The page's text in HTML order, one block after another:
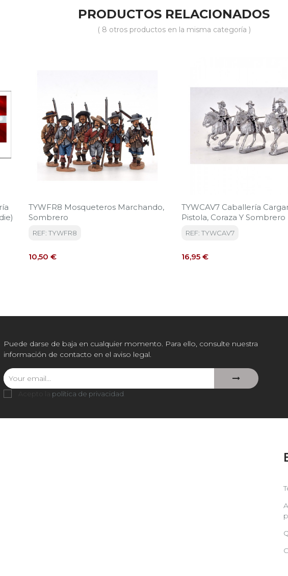
PRODUCTOS RELACIONADOS
( 8 otros productos en la misma categoría )
TYWFR8 Mosqueteros Marchando,
Sombrero
REF: TYWFR8
Precio
10,50 €
TYWCAV7 Caballería
Pistola, Coraza Y Sombrero
REF: TYWCAV7
Precio
16,95 €
Puede darse de baja en cualquier momento. Para ello, consulte nuestra
información de contacto en el aviso legal.
Acepto la política de privacidad